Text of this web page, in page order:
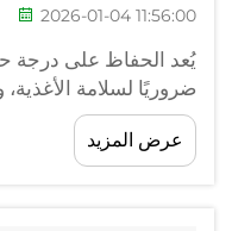
2026-01-04 11:56:00
يُعد الحفاظ على درجة
ضروريًا لسلامة
على جودة المواد
أو منشأة معملية، أو
عرض المزيد